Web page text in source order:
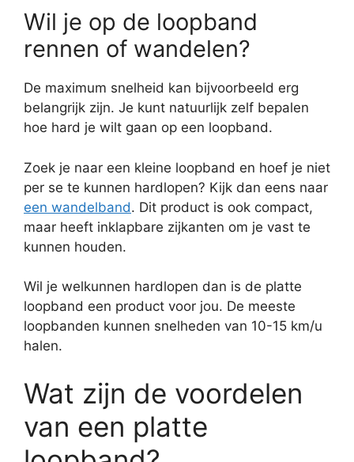
Wil je op de loopband
rennen of wandelen?
De maximum snelheid kan bijvoorbeeld erg
belangrijk zijn. Je kunt natuurlijk zelf bepalen
hoe hard je wilt gaan op een loopband.
Zoek je naar een kleine loopband en hoef je niet
per se te kunnen hardlopen? Kijk dan eens naar
een wandelband. Dit product is ook compact,
maar heeft inklapbare zijkanten om je vast te
kunnen houden.
Wil je welkunnen hardlopen dan is de platte
loopband een product voor jou. De meeste
loopbanden kunnen snelheden van 10-15 km/u
halen.
Wat zijn de voordelen
van een platte